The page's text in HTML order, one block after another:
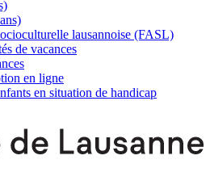
lausannoise (FASL)
de vacances
en ligne
en situation de handicap